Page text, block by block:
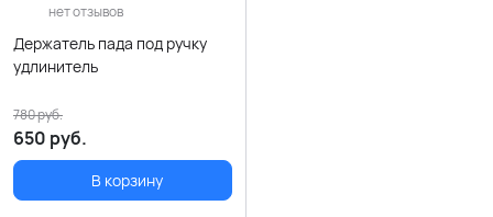
нет отзывов
Держатель пада под ручку
удлинитель
650 руб.
780руб.
В корзину